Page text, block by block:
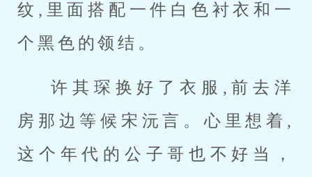
纹,里面搭配一件白色衬衣和一
个黑色的领结。
许其琛换好了衣服,前去洋
房那边等候宋沅言。心里想着,
这个年代的公子哥也不好当，